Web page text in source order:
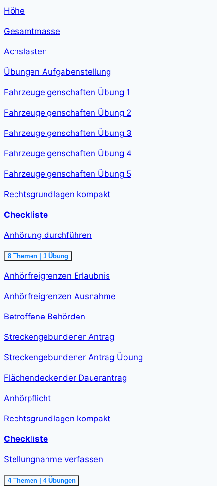
min
</span>
Höhe
Gesamtmasse
Achslasten
Übungen Aufgabenstellung
Fahrzeugeigenschaften Übung 1
Fahrzeugeigenschaften Übung 2
Fahrzeugeigenschaften Übung 3
Fahrzeugeigenschaften Übung 4
Fahrzeugeigenschaften Übung 5
Rechtsgrundlagen kompakt
Checkliste
Anhörung durchführen
Ausklappen
Anhörung
durchführen<span
step-
h
11
</span>
8 Themen 1 Übung
Anhörfreigrenzen Erlaubnis
Anhörfreigrenzen Ausnahme
Betroffene Behörden
Streckengebundener Antrag
Streckengebundener Antrag Übung
Flächendeckender Dauerantrag
Anhörpflicht
Rechtsgrundlagen kompakt
Checkliste
Stellungnahme verfassen
Ausklappen
Stellungnahme
4 Themen 4 Übungen